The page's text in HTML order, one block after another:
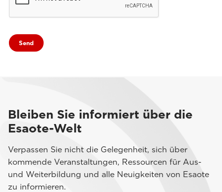
Bleiben Sie informiert über die
Esaote-Welt
Verpassen Sie nicht die Gelegenheit, sich über
kommende Veranstaltungen, Ressourcen für Aus-
und Weiterbildung und alle Neuigkeiten von Esaote
zu informieren.